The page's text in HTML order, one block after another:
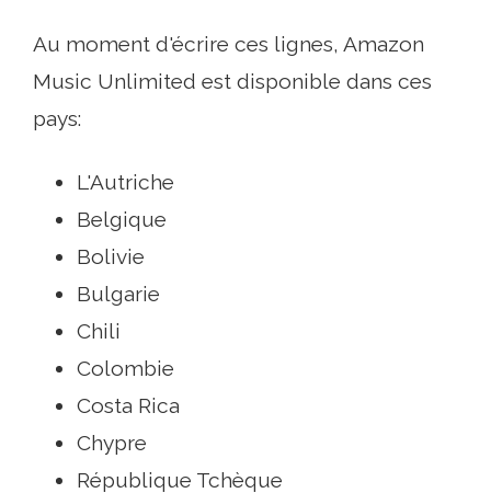
Au moment d'écrire ces lignes, Amazon
Music Unlimited est disponible dans ces
pays:
L'Autriche
Belgique
Bolivie
Bulgarie
Chili
Colombie
Costa Rica
Chypre
République Tchèque